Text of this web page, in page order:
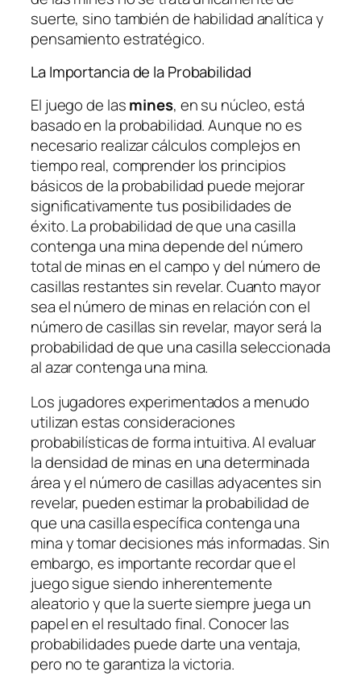
suerte, sino también de habilidad analítica y
pensamiento estratégico.
La Importancia de la Probabilidad
El juego de lasmines, en su núcleo, está
basado en la probabilidad. Aunque no es
necesario realizar cálculos complejos en
tiempo real, comprender los principios
básicos de la probabilidad puede mejorar
significativamente tus posibilidades de
éxito. La probabilidad de que una casilla
contenga una mina depende del número
total de minas en el campo y del número de
casillas restantes sin revelar. Cuanto mayor
sea el número de minas en relación con el
número de casillas sin revelar, mayor será la
probabilidad de que una casilla seleccionada
al azar contenga una mina.
Los jugadores experimentados a menudo
utilizan estas consideraciones
probabilísticas de forma intuitiva. Al evaluar
la densidad de minas en una determinada
área y el número de casillas adyacentes sin
revelar, pueden estimar la probabilidad de
que una casilla específica contenga una
mina y tomar decisiones más informadas. Sin
embargo, es importante recordar que el
juego sigue siendo inherentemente
aleatorio y que la suerte siempre juega un
papel en el resultado final. Conocer las
probabilidades puede darte una ventaja,
pero no te garantiza la victoria.